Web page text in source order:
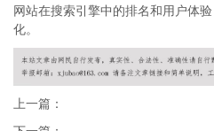
网站在搜索引擎中的排名和用户体
化。
上一篇：